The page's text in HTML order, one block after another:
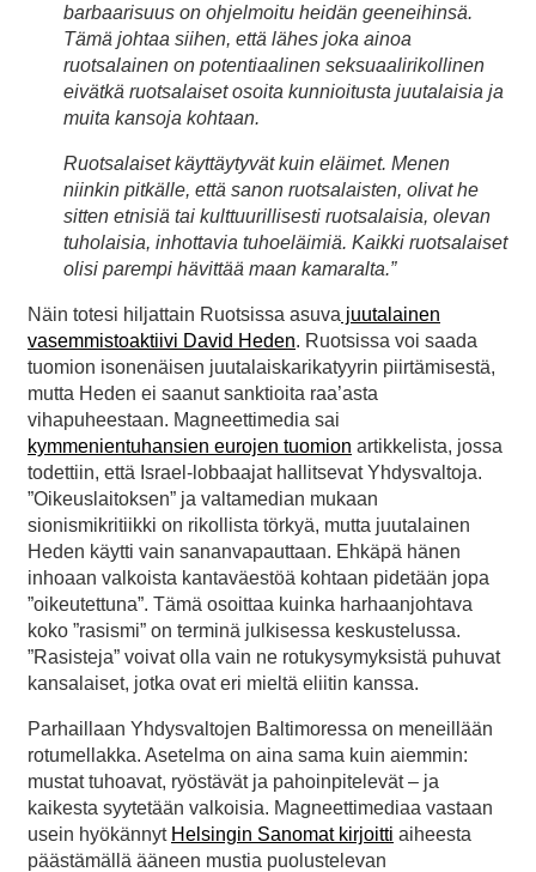
barbaarisuus on ohjelmoitu heidän geeneihinsä.
Tämä johtaa siihen, että lähes joka ainoa
ruotsalainen on potentiaalinen seksuaalirikollinen
eivätkä ruotsalaiset osoita kunnioitusta juutalaisia ja
muita kansoja kohtaan.
Ruotsalaiset käyttäytyvät kuin eläimet. Menen
niinkin pitkälle, että sanon ruotsalaisten, olivat he
sitten etnisiä tai kulttuurillisesti ruotsalaisia, olevan
tuholaisia, inhottavia tuhoeläimiä. Kaikki ruotsalaiset
olisi parempi hävittää maan kamaralta.”
Näin totesi hiljattain Ruotsissa asuva juutalainen
vasemmistoaktiivi David Heden. Ruotsissa voi saada
tuomion isonenäisen juutalaiskarikatyyrin piirtämisestä,
mutta Heden ei saanut sanktioita raa’asta
vihapuheestaan. Magneettimedia sai
kymmenientuhansien eurojen tuomion artikkelista, jossa
todettiin, että Israel-lobbaajat hallitsevat Yhdysvaltoja.
”Oikeuslaitoksen” ja valtamedian mukaan
sionismikritiikki on rikollista törkyä, mutta juutalainen
Heden käytti vain sananvapauttaan. Ehkäpä hänen
inhoaan valkoista kantaväestöä kohtaan pidetään jopa
”oikeutettuna”. Tämä osoittaa kuinka harhaanjohtava
koko ”rasismi” on terminä julkisessa keskustelussa.
”Rasisteja” voivat olla vain ne rotukysymyksistä puhuvat
kansalaiset, jotka ovat eri mieltä eliitin kanssa.
Parhaillaan Yhdysvaltojen Baltimoressa on meneillään
rotumellakka. Asetelma on aina sama kuin aiemmin:
mustat tuhoavat, ryöstävät ja pahoinpitelevät – ja
kaikesta syytetään valkoisia. Magneettimediaa vastaan
usein hyökännyt Helsingin Sanomat kirjoitti aiheesta
päästämällä ääneen mustia puolustelevan